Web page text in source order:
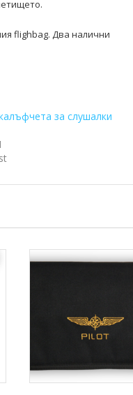
flighbag. Два налични
за слушалки